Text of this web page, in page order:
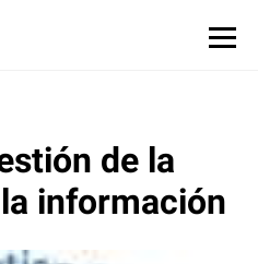
de la
información